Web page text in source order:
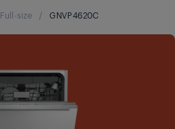
Full-size / GNVP4620C